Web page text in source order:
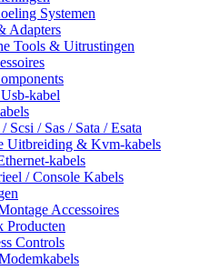
Systemen
Adapters
Tools & Uitrustingen
kabel
Scsi / Sas / Sata / Esata
Uitbreiding & Kvm-kabels
kabels
/ Console Kabels
Accessoires
Producten
Controls